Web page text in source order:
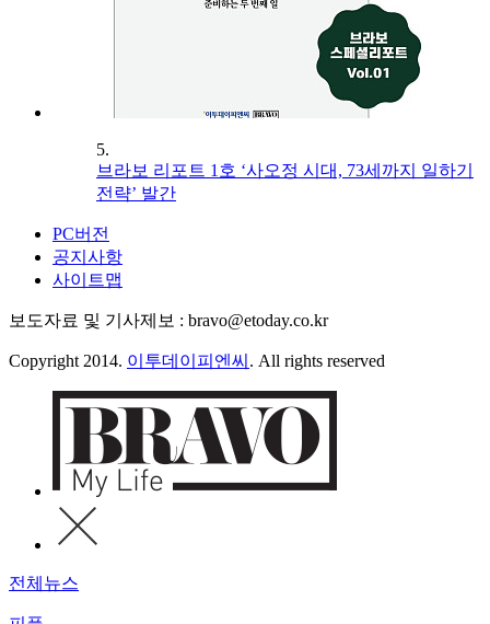
5.
브라보 리포트 1호 ‘사오정 시대, 73세까지 일하기
전략’ 발간
PC버전
공지사항
사이트맵
보도자료 및 기사제보 : bravo@etoday.co.kr
Copyright 2014. 이투데이피엔씨 . All rights reserved
전체뉴스